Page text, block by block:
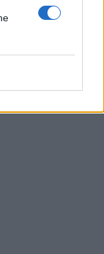
επωνύμως την
αναγνώστη.